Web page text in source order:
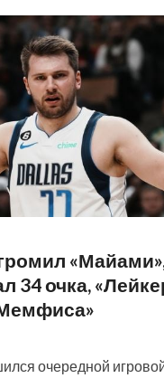
34 очка,
очередной